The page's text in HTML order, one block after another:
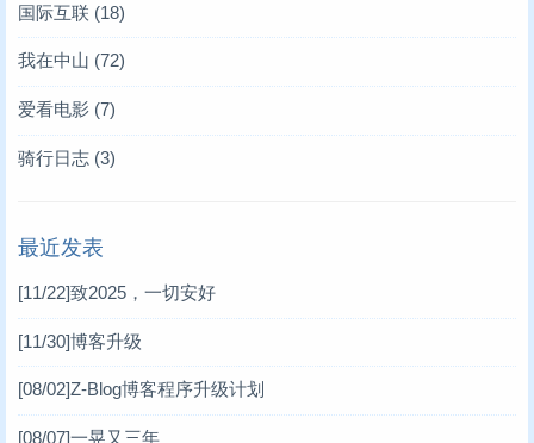
国际互联 (18)
我在中山 (72)
爱看电影 (7)
骑行日志 (3)
最近发表
[11/22]致2025，一切安好
[11/30]博客升级
[08/02]Z-Blog博客程序升级计划
[08/07]一晃又三年